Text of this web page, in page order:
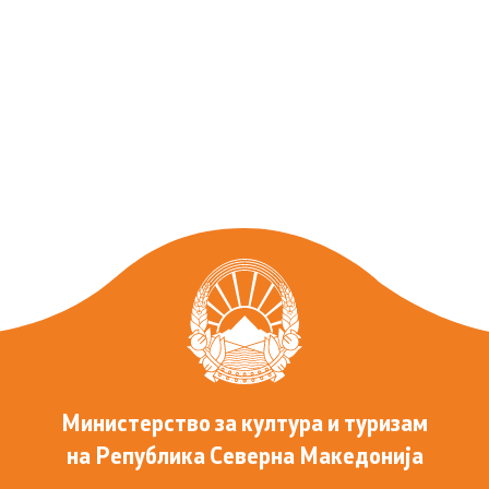
Министерство за култура и туризам
на Република Северна Македонија